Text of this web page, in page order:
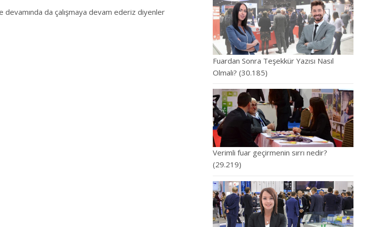
da çalışmaya devam ederiz diyenler
Fuardan Sonra Teşekkür Yazısı Nasıl
Olmalı? (30.185)
Verimli fuar geçirmenin sırrı nedir?
(29.219)